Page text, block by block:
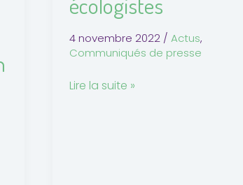
4 novembre 2022 /Actus,
Communiqués de presse
Lire la suite »